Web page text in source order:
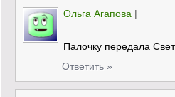
Ольга Агапова |
Палочку передала
Ответить »